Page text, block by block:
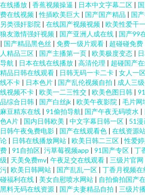
在线播放 | 香蕉视频操逼 | 日本中文字幕二区 |
费在线视频 |性插欧美巨大 | 国产国产精品 | 国
另类强奸影院 | 在线国产视频视频 | 欧美性爱干
狼友激情强奸视频 | 国产亚洲人成在线 | 国产99
| 国产精品黑色丝 | 免费一级片观看 | 超碰碰免费
人精品三区 | 国产主播第一页 | 欧美极度变态 |
导航 | 日本在线在线播放 | 高清伦理 | 超碰国产
精品日韩在线观看 | 日韩无码一卡二卡 | 女人一
线不卡 | 日本色片 | 国产乱伦视频自拍 | 成人三
线视频不卡 | 欧美一二三性交 | 欧美色图日韩 |
品综合日韩 | 国产白丝jk | 欧美午夜影院 | 毛片网
麻豆精东在线 | 91偷拍导航| 国产午夜无码喷水 |
色A片 | 国内日韩欧美 | 中文字幕日韩一区 | 51
日韩午夜兔费电影 | 国产在线观看色 | 在线资源
论 | 日韩在线播放网站 | 欧美日韩二三区 |性爱
费 | 91自拍区| 污草莓视频app | 91国产专区 | 丁
级| 天美免费mv| 午夜足交在线观看 | 三级片官网
污| 欧美日韩网站 | 国产乱乱一区 | 丁香月视频在
碰福利在线 | 美女自慰喷水网站 | 自拍偷拍国产
黑料无码在线资源 | 国产夫妻精品自拍 | 三级片